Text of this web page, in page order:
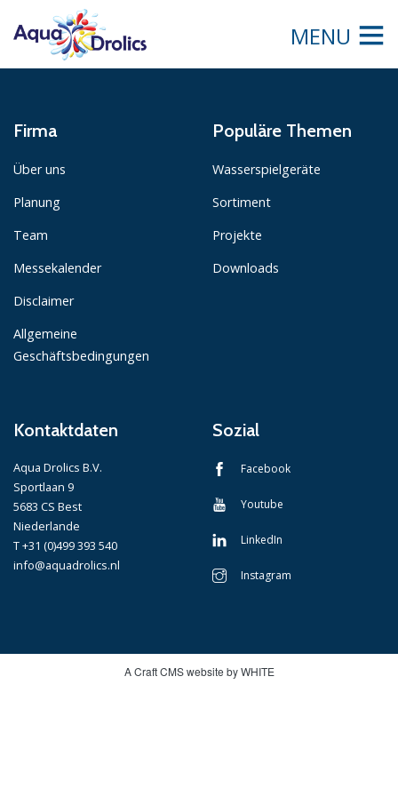
MENU
Firma
Über uns
Planung
Team
Messekalender
Disclaimer
Allgemeine
Geschäftsbedingungen
Populäre Themen
Wasserspielgeräte
Sortiment
Projekte
Downloads
Kontaktdaten
Aqua Drolics B.V.
Sportlaan 9
5683 CS Best
Niederlande
T +31 (0)499 393 540
info@aquadrolics.nl
Sozial
Facebook
Youtube
LinkedIn
Instagram
A Craft CMS website by WHITE